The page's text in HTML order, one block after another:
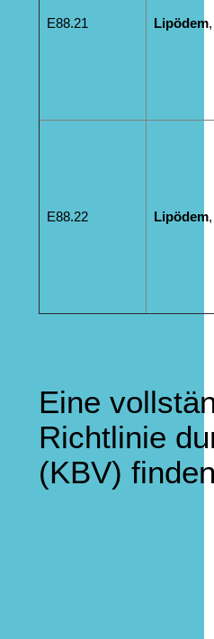
E88.21 Lipödem
E88.22 Lipödem
Eine
Richtlinie
(KBV)